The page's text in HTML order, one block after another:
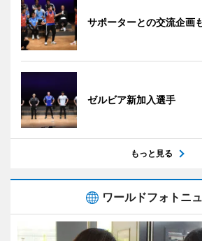
サポーターとの交流企画
ゼルビア新加入選手
もっと見る
ワールドフォトニ